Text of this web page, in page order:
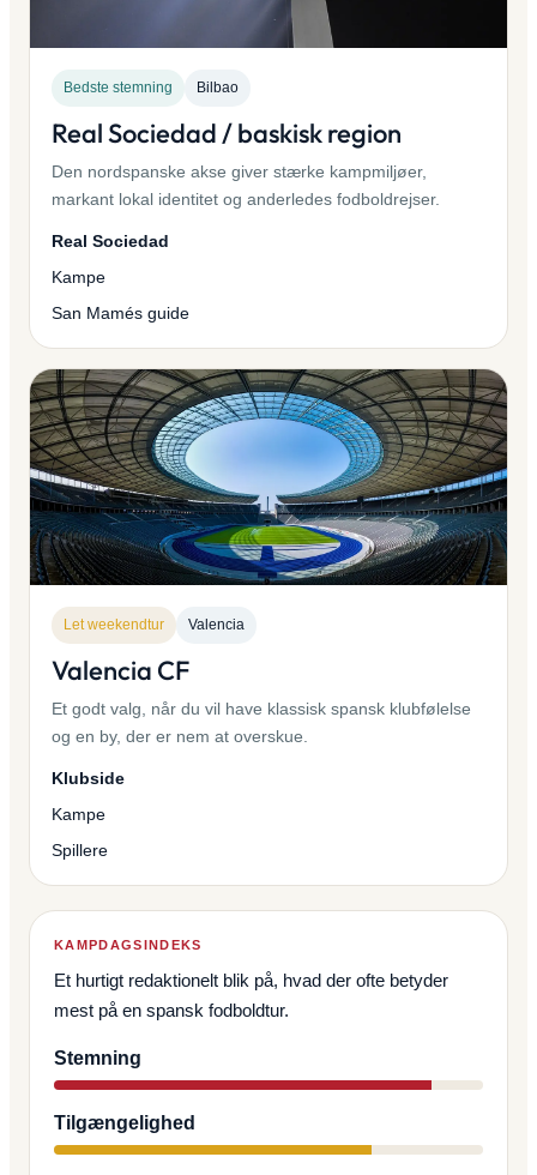
Bedste stemning Bilbao
Real Sociedad / baskisk region
Den nordspanske akse giver stærke kampmiljøer,
markant lokal identitet og anderledes fodboldrejser.
Real Sociedad
Kampe
San Mamés guide
Let weekendtur Valencia
Valencia CF
Et godt valg, når du vil have klassisk spansk klubfølelse
og en by, der er nem at overskue.
Klubside
Kampe
Spillere
KAMPDAGSINDEKS
Et hurtigt redaktionelt blik på, hvad der ofte betyder
mest på en spansk fodboldtur.
Stemning
Tilgængelighed